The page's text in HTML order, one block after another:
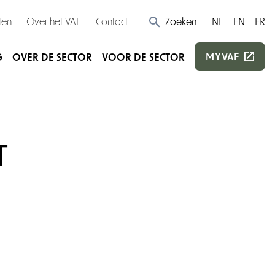
Over het VAF Contact Zoeken NL EN FR
OVER DE SECTOR VOOR DE SECTOR MYVAF